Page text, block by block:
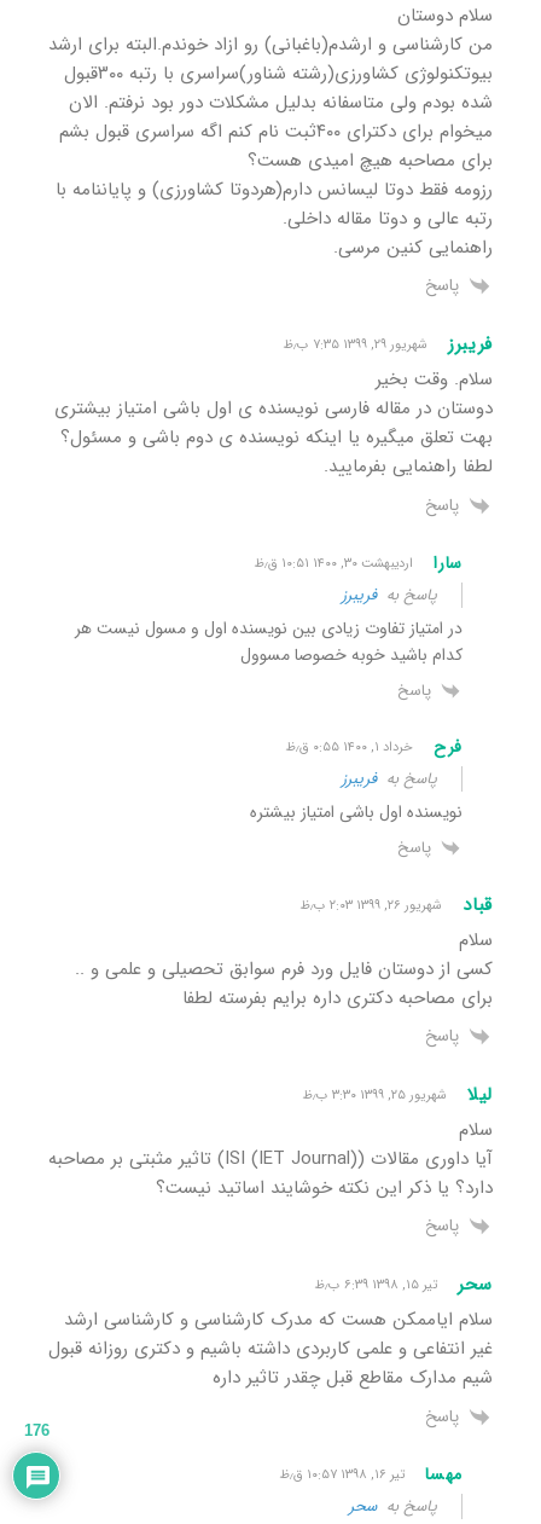
سلام دوستان
من کارشناسی و ارشدم(باغبانی) رو ازاد خوندم.البته برای ارشد
بیوتکنولوژی کشاورزی(رشته شناور)سراسری با رتبه ۳۰۰قبول
شده بودم ولی متاسفانه بدلیل مشکلات دور بود نرفتم. الان
میخوام برای دکترای ۴۰۰ثبت نام کنم اگه سراسری قبول بشم
برای مصاحبه هیچ امیدی هست؟
رزومه فقط دوتا لیسانس دارم(هردوتا کشاورزی) و پایاننامه با
رتبه عالی و دوتا مقاله داخلی.
راهنمایی کنین مرسی.
پاسخ
فریبرز شهریور ۲۹, ۱۳۹۹ ۷:۳۵ ب٫ظ
سلام. وقت بخیر
دوستان در مقاله فارسی نویسنده ی اول باشی امتیاز بیشتری
بهت تعلق میگیره یا اینکه نویسنده ی دوم باشی و مسئول؟
لطفا راهنمایی بفرمایید.
پاسخ
سارا اردیبهشت ۳۰, ۱۴۰۰ ۱۰:۵۱ ق٫ظ
پاسخ بهفریبرز
در امتیاز تفاوت زیادی بین نویسنده اول و مسول نیست هر
کدام باشید خوبه خصوصا مسوول
پاسخ
فرح خرداد ۱, ۱۴۰۰ ۰:۵۵ ق٫ظ
پاسخ بهفریبرز
نویسنده اول باشی امتیاز بیشتره
پاسخ
قباد شهریور ۲۶, ۱۳۹۹ ۲:۰۳ ب٫ظ
سلام
کسی از دوستان فایل ورد فرم سوابق تحصیلی و علمی و ..
برای مصاحبه دکتری داره برایم بفرسته لطفا
پاسخ
لیلا شهریور ۲۵, ۱۳۹۹ ۳:۳۰ ب٫ظ
سلام
آیا داوری مقالات (ISI (IET Journal)) تاثیر مثبتی بر مصاحبه
دارد؟ یا ذکر این نکته خوشایند اساتید نیست؟
پاسخ
سحر تیر ۱۵, ۱۳۹۸ ۶:۳۹ ب٫ظ
سلام ایاممکن هست که مدرک کارشناسی و کارشناسی ارشد
غیر انتفاعی و علمی کاربردی داشته باشیم و دکتری روزانه قبول
شیم مدارک مقاطع قبل چقدر تاثیر داره
پاسخ
مهسا تیر ۱۶, ۱۳۹۸ ۱۰:۵۷ ق٫ظ
پاسخ بهسحر
176